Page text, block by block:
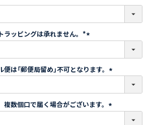
ラッピングは承れません。*
必
須
)
は「郵便局留め」不可となります。
必
)
数個口で届く場合がございます。